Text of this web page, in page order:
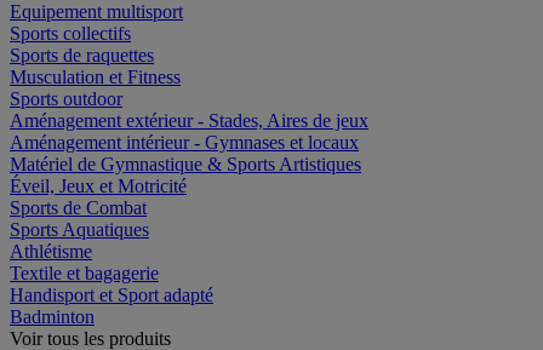
Equipement multisport
Sports collectifs
Sports de raquettes
Musculation et Fitness
Sports outdoor
Aménagement extérieur - Stades, Aires de jeux
Aménagement intérieur - Gymnases et locaux
Matériel de Gymnastique & Sports Artistiques
Éveil, Jeux et Motricité
Sports de Combat
Sports Aquatiques
Athlétisme
Textile et bagagerie
Handisport et Sport adapté
Badminton
Voir tous les produits